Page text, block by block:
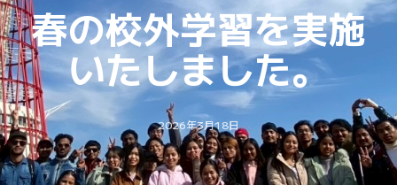
春の校外学習を実施
いたしました。
2026年3月18日